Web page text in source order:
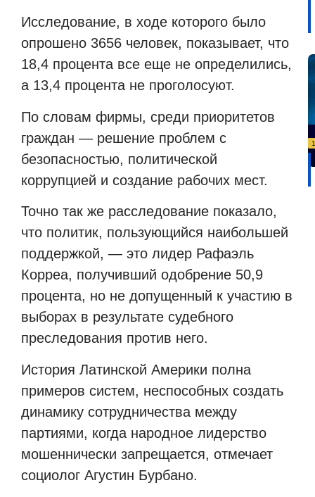
Исследование, в ходе которого было
опрошено 3656 человек, показывает, что
18,4 процента все еще не определились,
а 13,4 процента не проголосуют.
По словам фирмы, среди приоритетов
граждан — решение проблем с
безопасностью, политической
коррупцией и создание рабочих мест.
Точно так же расследование показало,
что политик, пользующийся наибольшей
поддержкой, — это лидер Рафаэль
Корреа, получивший одобрение 50,9
процента, но не допущенный к участию в
выборах в результате судебного
преследования против него.
История Латинской Америки полна
примеров систем, неспособных создать
динамику сотрудничества между
партиями, когда народное лидерство
мошеннически запрещается, отмечает
социолог Агустин Бурбано.